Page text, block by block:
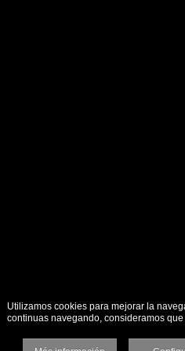
Utilizamos cookies para mejorar la
continuas navegando, consideramos